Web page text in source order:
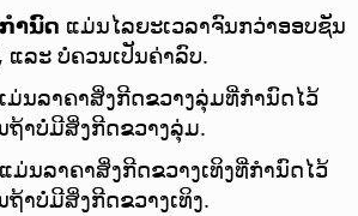
ຳນົດ ແມ່ນໄລຍະເວລາຈົນກວ່າອອບຊັນ
ລະ ບໍ່ຄວນເປັນຄ່າລົບ.
ມ່ນລາຄາສິ່ງກີດຂວາງລຸ່ມທີ່ກຳນົດໄວ້
າບໍ່ມີສິ່ງກີດຂວາງລຸ່ມ.
ແມ່ນລາຄາສິ່ງກີດຂວາງເທິງທີ່ກຳນົດໄວ້
າບໍ່ມີສິ່ງກີດຂວາງເທິງ.